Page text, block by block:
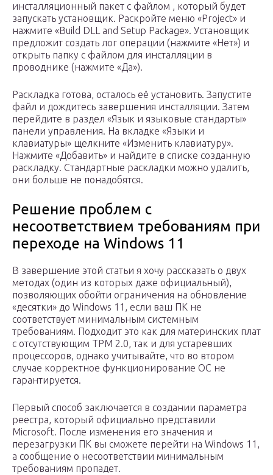
инсталляционный пакет с файлом , который будет
запускать установщик. Раскройте меню «Project» и
нажмите «Build DLL and Setup Package». Установщик
предложит создать лог операции (нажмите «Нет») и
открыть папку с файлом для инсталляции в
проводнике (нажмите «Да»).
Раскладка готова, осталось её установить. Запустите
файл и дождитесь завершения инсталляции. Затем
перейдите в раздел «Язык и языковые стандарты»
панели управления. На вкладке «Языки и
клавиатуры» щелкните «Изменить клавиатуру».
Нажмите «Добавить» и найдите в списке созданную
раскладку. Стандартные раскладки можно удалить,
они больше не понадобятся.
Решение проблем с
несоответствием требованиям при
переходе на Windows 11
В завершение этой статьи я хочу рассказать о двух
методах (один из которых даже официальный),
позволяющих обойти ограничения на обновление
«десятки» до Windows 11, если ваш ПК не
соответствует минимальным системным
требованиям. Подходит это как для материнских плат
с отсутствующим TPM 2.0, так и для устаревших
процессоров, однако учитывайте, что во втором
случае корректное функционирование ОС не
гарантируется.
Первый способ заключается в создании параметра
реестра, который официально представили
Microsoft. После изменения его значения и
перезагрузки ПК вы сможете перейти на Windows 11,
а сообщение о несоответствии минимальным
требованиям пропадет.